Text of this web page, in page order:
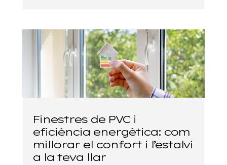
Finestres de PVC i
eficiència energètica: com
millorar el confort i l’estalvi
a la teva llar